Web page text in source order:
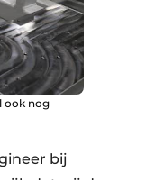
ook nog
bij